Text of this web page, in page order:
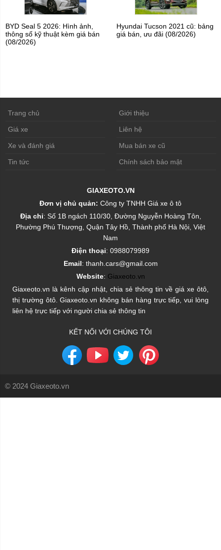
BYD Seal 5 2026: Hình ảnh,
thông số kỹ thuật kèm giá bán
(08/2026)
Hyundai Tucson 2021 cũ: bảng
giá bán, ưu đãi (08/2026)
Trang chủ Giới thiệu
Giá xe Liên hệ
Xe và đánh giá Mua bán xe cũ
Tin tức Chính sách bảo mật
GIAXEOTO.VN
Đơn vị chủ quản: Công ty TNHH Giá xe ô tô
Địa chỉ: Số 1B ngách 110/30, Đường Nguyễn Hoàng Tôn,
Phường Phú Thượng, Quận Tây Hồ, Thành phố Hà Nội, Việt
Nam
Điện thoại: 0988079989
Email: thanh.cars@gmail.com
Website: Giaxeoto.vn
Giaxeoto.vn là kênh cập nhật, chia sẻ thông tin về giá xe ôtô,
thị trường ôtô. Giaxeoto.vn không bán hàng trực tiếp, vui lòng
liên hệ trực tiếp với người chia sẻ thông tin
KẾT NỐI VỚI CHÚNG TÔI
© 2024 Giaxeoto.vn